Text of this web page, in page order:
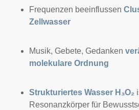
Frequenzen beeinflussen
Zellwasser
Musik, Gebete, Gedanken
molekulare Ordnung
Strukturiertes Wasser H₃O₂
Resonanzkörper für